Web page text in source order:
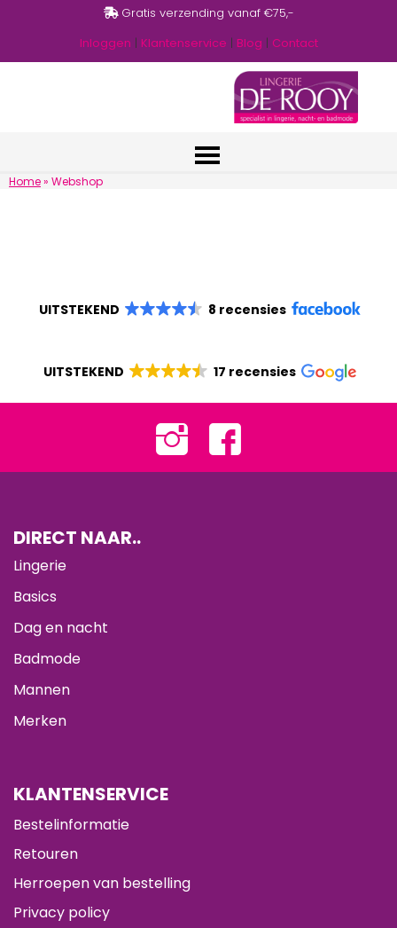
Gratis verzending vanaf €75,-
Inloggen | Klantenservice | Blog | Contact
Home» Webshop
UITSTEKEND 8 recensies
UITSTEKEND 17 recensies
DIRECT NAAR..
Lingerie
Basics
Dag en nacht
Badmode
Mannen
Merken
KLANTENSERVICE
Bestelinformatie
Retouren
Herroepen van bestelling
Privacy policy